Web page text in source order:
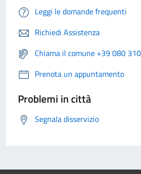
Leggi le domande frequenti
Richiedi Assistenza
Chiama il comune +39 080
Prenota un appuntamento
Problemi in città
Segnala disservizio